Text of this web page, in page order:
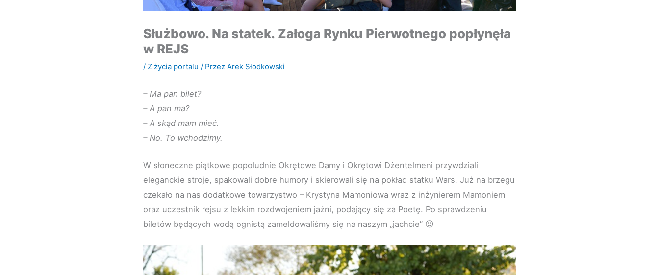
Służbowo. Na statek. Załoga Rynku Pierwotnego popłynęła
w REJS
/ Z życia portalu / Przez Arek Słodkowski
– Ma pan bilet?
– A pan ma?
– A skąd mam mieć.
– No. To wchodzimy.
W słoneczne piątkowe popołudnie Okrętowe Damy i Okrętowi Dżentelmeni przywdziali
eleganckie stroje, spakowali dobre humory i skierowali się na pokład statku Wars. Już na brzegu
czekało na nas dodatkowe towarzystwo – Krystyna Mamoniowa wraz z inżynierem Mamoniem
oraz uczestnik rejsu z lekkim rozdwojeniem jaźni, podający się za Poetę. Po sprawdzeniu
biletów będących wodą ognistą zameldowaliśmy się na naszym „jachcie” 😉